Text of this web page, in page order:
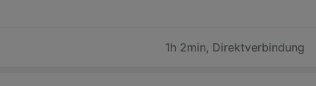
1h 2min, Direktverbindung